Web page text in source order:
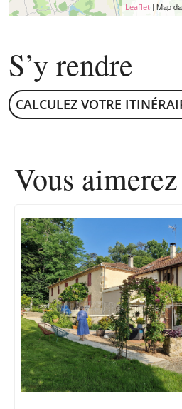
Leaflet | Map
S’y rendre
CALCULEZ VOTRE
Vous aimerez